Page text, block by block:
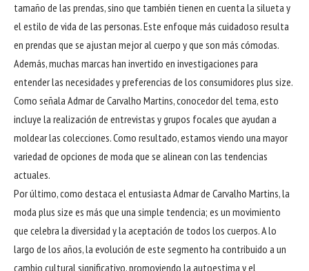
tamaño de las prendas, sino que también tienen en cuenta la silueta y
el estilo de vida de las personas. Este enfoque más cuidadoso resulta
en prendas que se ajustan mejor al cuerpo y que son más cómodas.
Además, muchas marcas han invertido en investigaciones para
entender las necesidades y preferencias de los consumidores plus size.
Como señala Admar de Carvalho Martins, conocedor del tema, esto
incluye la realización de entrevistas y grupos focales que ayudan a
moldear las colecciones. Como resultado, estamos viendo una mayor
variedad de opciones de moda que se alinean con las tendencias
actuales.
Por último, como destaca el entusiasta Admar de Carvalho Martins, la
moda plus size es más que una simple tendencia; es un movimiento
que celebra la diversidad y la aceptación de todos los cuerpos. A lo
largo de los años, la evolución de este segmento ha contribuido a un
cambio cultural significativo, promoviendo la autoestima y el